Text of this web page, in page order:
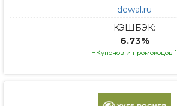
dewal.ru
КЭШБЭК:
6.73%
+Купонов и промокодов 1